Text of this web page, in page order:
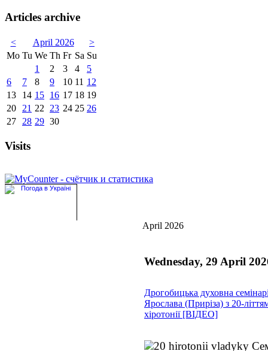
Articles archive
< April 2026
>
Mo Tu We Th Fr Sa Su
1
2 3 4
5
6
7 8 9 10 11 12
13
14 15 16 17 18 19
20
21 22 23 24 25 26
27
28 29 30
Visits
April 2026
Wednesday, 29 April
Дрогобицька духовна
Ярослава (Приріза) з 20-
хіротонії [ВІДЕО]